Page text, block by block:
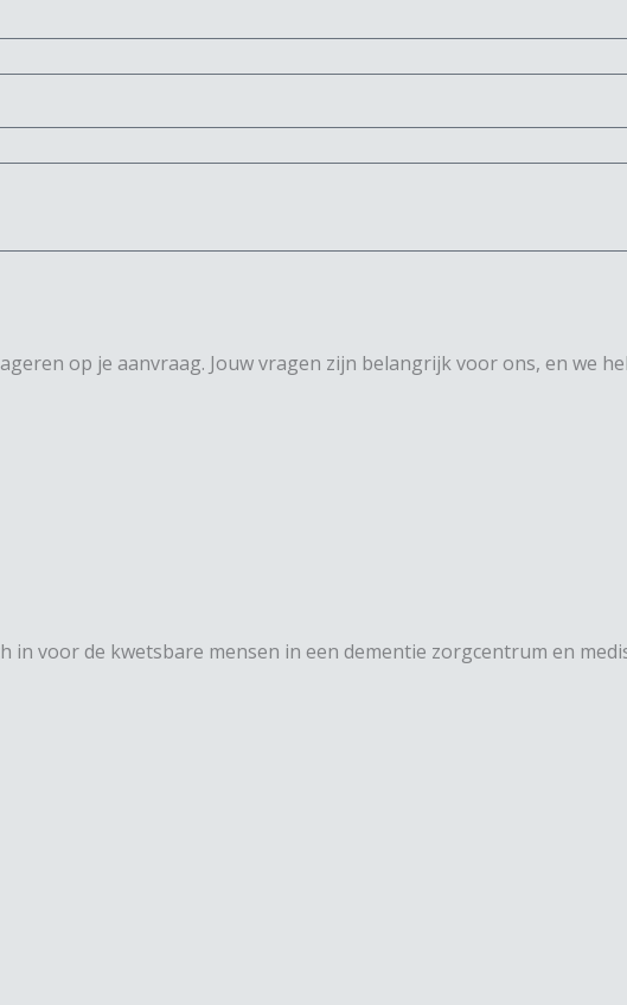
op je aanvraag. Jouw vragen zijn belangrijk voor ons, en we
in voor de kwetsbare mensen in een dementie zorgcentrum en